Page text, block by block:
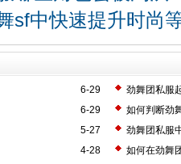
sf中快速提升时尚
6-29
劲舞团私服
6-29
如何判断劲
5-27
劲舞团私服
4-28
如何在劲舞